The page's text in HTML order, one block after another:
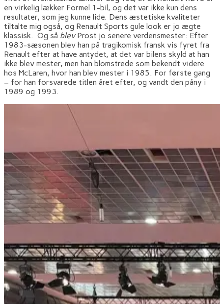
en virkelig lækker Formel 1-bil, og det var ikke kun dens
resultater, som jeg kunne lide. Dens æstetiske kvaliteter
tiltalte mig også, og Renault Sports gule look er jo ægte
klassisk. Og så blevProst jo senere verdensmester: Efter
1983-sæsonen blev han på tragikomisk fransk vis fyret fra
Renault efter at have antydet, at det var bilens skyld at han
ikke blev mester, men han blomstrede som bekendt videre
hos McLaren, hvor han blev mester i 1985. For første gang
– for han forsvarede titlen året efter, og vandt den påny i
1989 og 1993.